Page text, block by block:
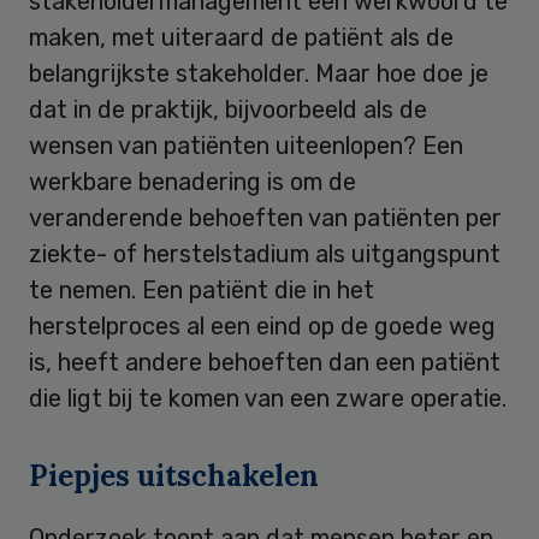
maken, met uiteraard de patiënt als de
belangrijkste stakeholder. Maar hoe doe je
dat in de praktijk, bijvoorbeeld als de
wensen van patiënten uiteenlopen? Een
werkbare benadering is om de
veranderende behoeften van patiënten per
ziekte- of herstelstadium als uitgangspunt
te nemen. Een patiënt die in het
herstelproces al een eind op de goede weg
is, heeft andere behoeften dan een patiënt
die ligt bij te komen van een zware operatie.
Piepjes uitschakelen